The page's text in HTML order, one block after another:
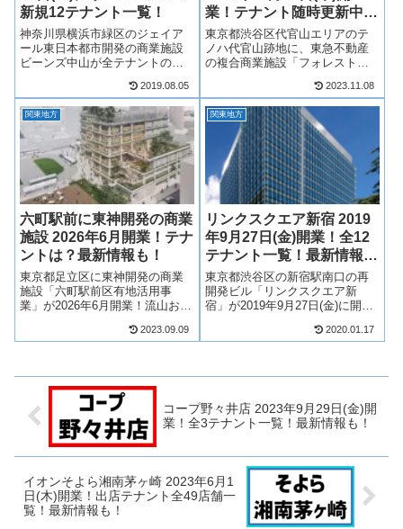
新規12テナント一覧！
神奈川県横浜市緑区のジェイア
ール東日本都市開発の商業施設
ビーンズ中山が全テナントの半
年2月23日（土）にリニューアル
オープンします！飲食店を中心
に2階と3階の一部に12店舗が開
業し、リニューアルが完了しま
す...
2019.08.05
業！テナント随時更新中！
最新情報も！
東京都渋谷区代官山エリアのテ
ノハ代官山跡地に、東急不動産
の複合商業施設「フォレストゲ
(木)開業！フォレストゲート代官
山は賃貸レジデンス「フォレス
トゲート代官山レジデンス」、
オフィス、商業施設で構成され
る大...
2023.11.08
関東地方
六町駅前に東神開発の商業
施設 2026年6月開業！テナ
ントは？最新情報も！
東京都足立区に東神開発の商業
施設「六町駅前区有地活用事
業」が2026年6月開業！流山おお
を運営する東神開発の商業施設
発の商業施設「六町駅前区有地
活用...
2023.09.09
関東地方
リンクスクエア新宿 2019
年9月27日(金)開業！全12
テナント一覧！最新情報
も！
東京都渋谷区の新宿駅南口の再
開発ビル「リンクスクエア新
宿」が2019年9月27日(金)に開
ングゾーンとなり、全12店舗が
う立地や新宿駅南口の大規模オ
2020.01.17
コープ野々井店 2023年9月29日(金)開
業！全3テナント一覧！最新情報も！
イオンそよら湘南茅ヶ崎 2023年6月1
日(木)開業！出店テナント全49店舗一
覧！最新情報も！